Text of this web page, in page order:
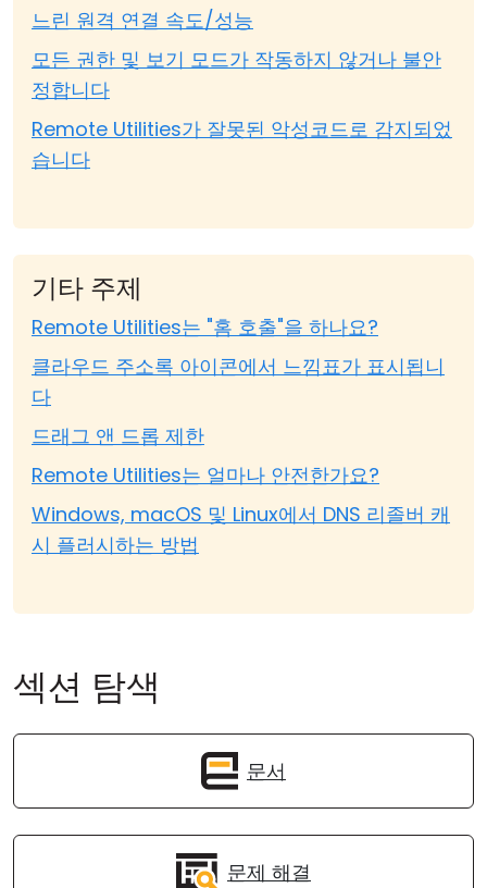
느린 원격 연결 속도/성능
모든 권한 및 보기 모드가 작동하지 않거나 불안
정합니다
Remote Utilities가 잘못된 악성코드로 감지되었
습니다
기타 주제
Remote Utilities는 "홈 호출"을 하나요?
클라우드 주소록 아이콘에서 느낌표가 표시됩니
다
드래그 앤 드롭 제한
Remote Utilities는 얼마나 안전한가요?
Windows, macOS 및 Linux에서 DNS 리졸버 캐
시 플러시하는 방법
섹션 탐색
문서
문제 해결